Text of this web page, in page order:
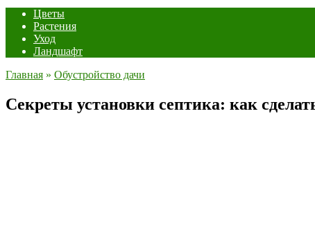
Цветы
Растения
Уход
Ландшафт
Главная » Обустройство дачи
Секреты установки септика: как